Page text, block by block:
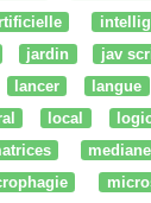
jardin jav
lancer langue
local
mediane